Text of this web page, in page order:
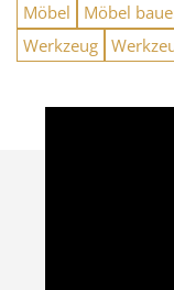
Möbel Möbel
Werkzeug